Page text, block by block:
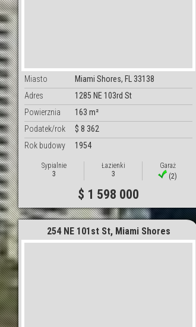
Miasto
Miami Shores, FL 33138
Adres
1285 NE 103rd St
Powierznia
163 m²
Podatek/rok
$ 8 362
Rok budowy
1954
Sypialnie
3
Łazienki
3
Garaż
(2)
$ 1 598 000
254 NE 101st St, Miami Shores